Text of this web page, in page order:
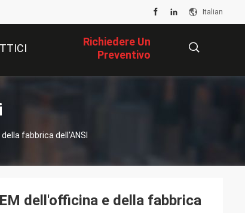
Italian
Richiedere Un
Preventivo
fabbrica dell'ANSI
dell'officina e della fabbrica